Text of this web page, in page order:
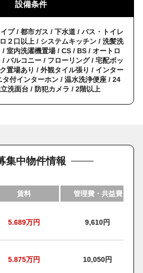
設備条件
プ / 都市ガス / 下水道 / バス・トイレ
２口以上 / システムキッチン / 洗髪洗
室内洗濯機置場 / CS / BS / オートロ
/ バルコニー / フローリング / 宅配ボッ
置場あり / 外観タイル張り / インター
付インターホン / 温水洗浄便座 / 24
洗面台 / 防犯カメラ / 2階以上
集中物件情報
賃料 管理費・共益費
5.689万円 9,610円
5.875万円 10,050円